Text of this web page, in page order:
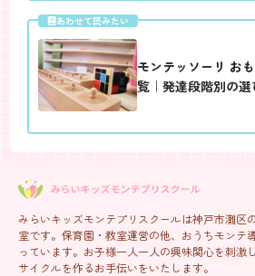
あわせて読みたい
モンテッソーリ お
覧｜発達段階別の選
みらいキッズモンテプリスクールは神戸市灘区
室です。保育園・教室運営の他、おうちモンテ
っています。お子様一人一人の興味関心を刺激
サイクルを作るお手伝いをいたします。